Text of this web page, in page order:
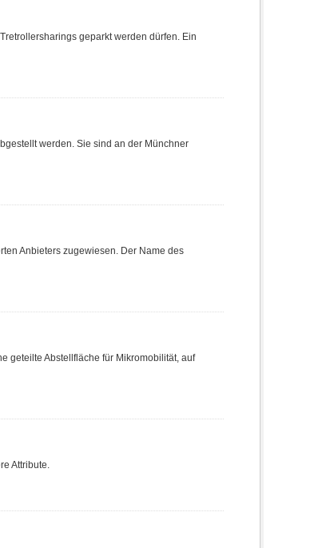
geparkt werden dürfen. Ein
werden. Sie sind an der Münchner
Anbieters zugewiesen. Der Name des
geteilte Abstellfläche für Mikromobilität, auf
Attribute.